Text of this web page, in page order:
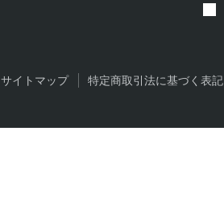
サイトマップ 特定商取引法に基づく表記